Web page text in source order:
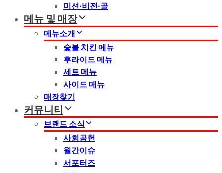
미션·비전·골
메뉴 및 매장
메뉴소개
숯불 치킨 메뉴
후라이드 메뉴
세트 메뉴
사이드 메뉴
매장찾기
커뮤니티
브랜드 소식
사회공헌
월간이슈
서포터즈